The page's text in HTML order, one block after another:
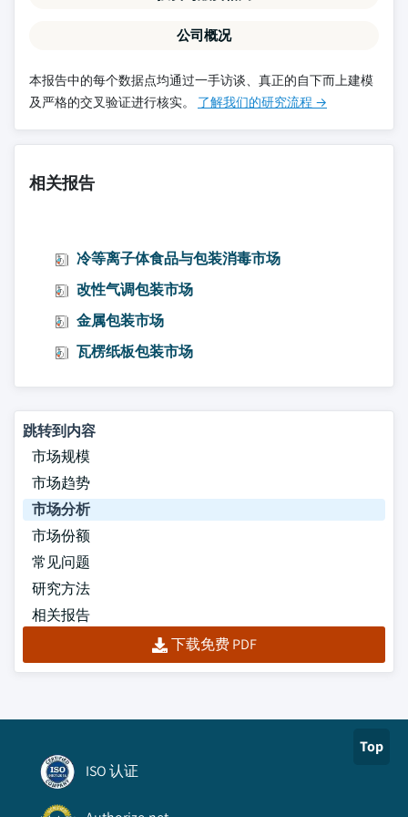
公司概况
本报告中的每个数据点均通过一手访谈、真正的自下而上建模
及严格的交叉验证进行核实。 了解我们的研究流程 →
相关报告
冷等离子体食品与包装消毒市场
改性气调包装市场
金属包装市场
瓦楞纸板包装市场
跳转到内容
市场规模
市场趋势
市场分析
市场份额
常见问题
研究方法
相关报告
下载免费 PDF
Top
ISO 认证